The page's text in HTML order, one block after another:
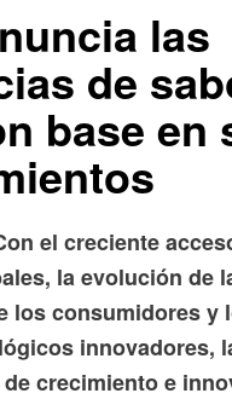
las
de
base en
el creciente
la evolución de
los consumidores y
innovadores,
crecimiento e